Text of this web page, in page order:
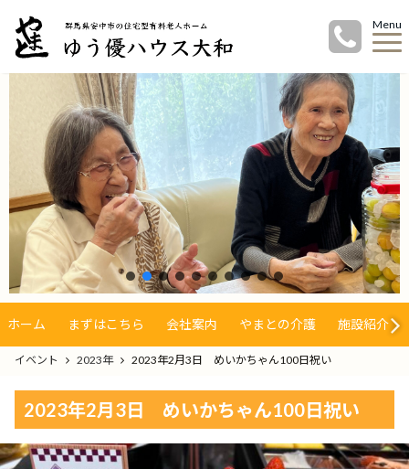
Menu
ホーム まずはこちら 会社案内 やまとの介護 施設紹介
イベント 2023年 2023年2月3日 めいかちゃん100日祝い
2023年2月3日 めいかちゃん100日祝い